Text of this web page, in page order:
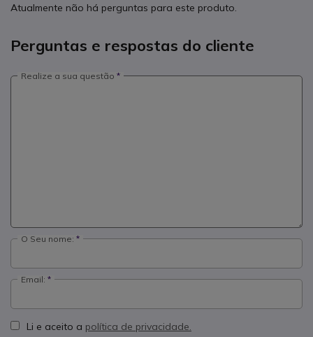
Atualmente não há perguntas para este produto.
Perguntas e respostas do cliente
Realize a sua questão
O Seu nome:
Email:
Li e aceito a política de privacidade.